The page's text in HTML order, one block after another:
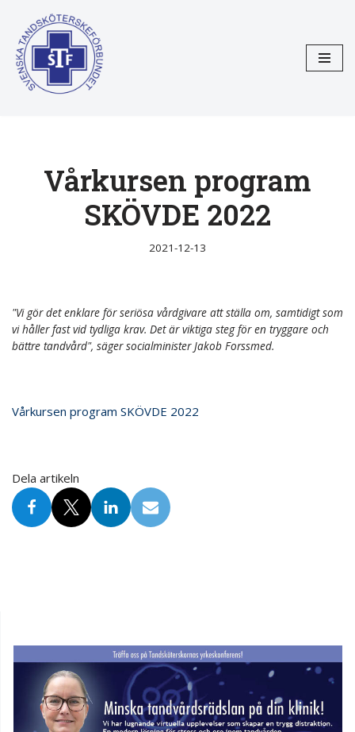
Hoppa
till
innehåll
Vårkursen program
SKÖVDE 2022
2021-12-13
"Vi gör det enklare för seriösa vårdgivare att ställa om, samtidigt som
vi håller fast vid tydliga krav. Det är viktiga steg för en tryggare och
bättre tandvård", säger socialminister Jakob Forssmed.
Vårkursen program SKÖVDE 2022
Dela artikeln